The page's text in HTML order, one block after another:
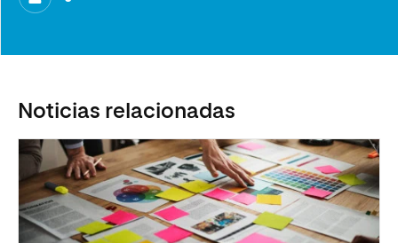
Noticias relacionadas